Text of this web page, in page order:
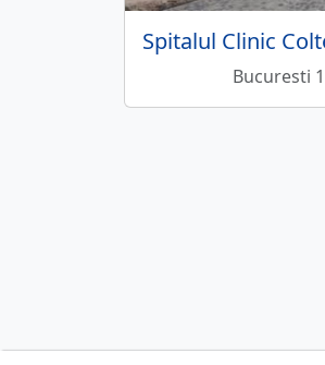
Spitalul Clinic
Bucuresti